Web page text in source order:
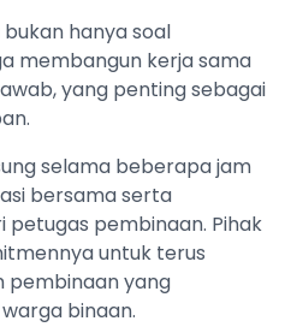
hanya soal
membangun kerja sama
yang penting sebagai
selama beberapa jam
bersama serta
pembinaan. Pihak
untuk terus
pembinaan yang
binaan.